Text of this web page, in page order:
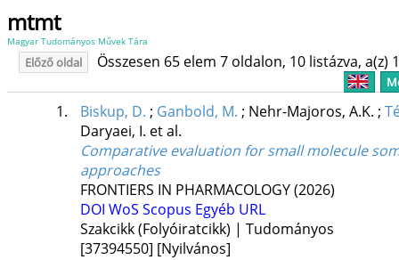
mtmt
Magyar Tudományos Művek Tára
Előző oldal Összesen 65 elem 7 oldalon, 10 listázva, a(z)
1. Biskup, D. ; Ganbold, M. ; Nehr-Majoros, A.K. ;
Daryaei, I. et al.
Comparative evaluation for small molecule
approaches
FRONTIERS IN PHARMACOLOGY(2026)
DOI WoS Scopus Egyéb URL
Szakcikk (Folyóiratcikk) | Tudományos
[37394550] [Nyilvános]